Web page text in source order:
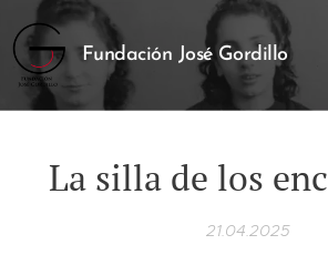
Fundación José Gordillo
La silla de los
21.04.2025